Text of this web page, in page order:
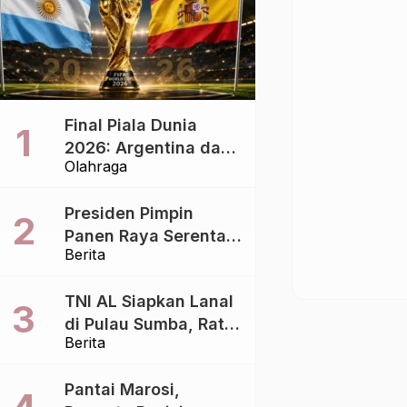
Olahraga
Final Piala Dunia
2026: Argentina dan
Spanyol Berebut
Lebih Siap?
Berita
Presiden Pimpin
Panen Raya Serentak
di 43 Titik, Perkuat
Nasional
Berita
TNI AL Siapkan Lanal
di Pulau Sumba, Ratu
Wulla: Perkuat
Daerah!
Pantai Marosi,